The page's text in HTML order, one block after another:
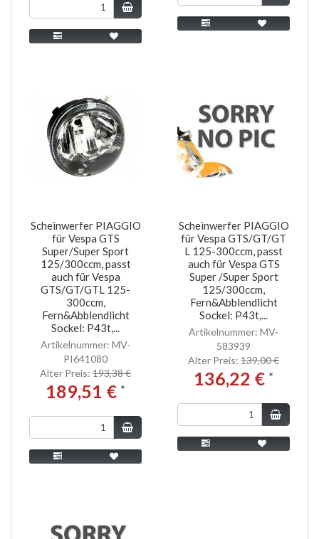
Scheinwerfer PIAGGIO
für Vespa GTS
Super/Super Sport
125/300ccm, passt
auch für Vespa
GTS/GT/GTL 125-
300ccm,
Fern&Abblendlicht
Sockel: P43t,...
Artikelnummer: MV-
PI641080
Alter Preis: 193,38 €
189,51 € *
Scheinwerfer PIAGGIO
für Vespa GTS/GT/GT
L 125-300ccm, passt
auch für Vespa GTS
Super /Super Sport
125/300ccm,
Fern&Abblendlicht
Sockel: P43t,...
Artikelnummer: MV-
583939
Alter Preis: 139,00 €
136,22 € *